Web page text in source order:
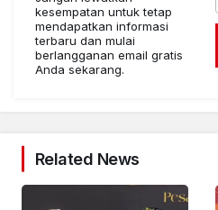
kesempatan untuk tetap
mendapatkan informasi
terbaru dan mulai
berlangganan email gratis
Anda sekarang.
Related News